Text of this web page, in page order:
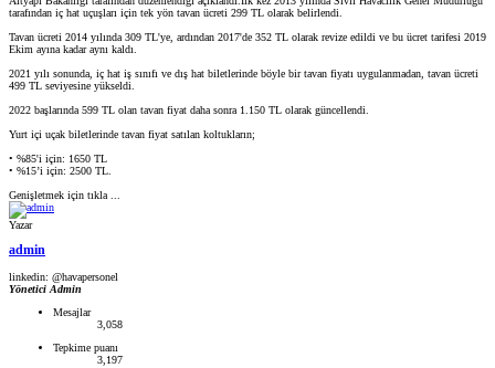
tarafından iç hat uçuşları için tek yön tavan ücreti 299 TL olarak belirlendi.
Tavan ücreti 2014 yılında 309 TL'ye, ardından 2017'de 352 TL olarak revize edildi ve bu ücret tarifesi 2019
Ekim ayına kadar aynı kaldı.
2021 yılı sonunda, iç hat iş sınıfı ve dış hat biletlerinde böyle bir tavan fiyatı uygulanmadan, tavan ücreti
499 TL seviyesine yükseldi.
2022 başlarında 599 TL olan tavan fiyat daha sonra 1.150 TL olarak güncellendi.
Yurt içi uçak biletlerinde tavan fiyat satılan koltukların;
• %85'i için: 1650 TL
• %15’i için: 2500 TL.
Genişletmek için tıkla ...
Yazar
admin
linkedin: @havapersonel
Yönetici Admin
Mesajlar
3,058
Tepkime puanı
3,197